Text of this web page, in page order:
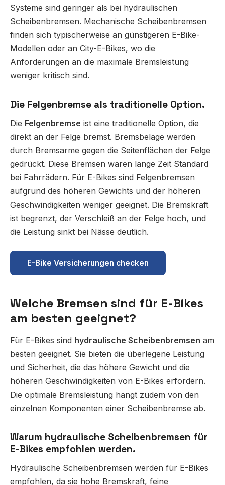
Systeme sind geringer als bei hydraulischen
Scheibenbremsen. Mechanische Scheibenbremsen
finden sich typischerweise an günstigeren E-Bike-
Modellen oder an City-E-Bikes, wo die
Anforderungen an die maximale Bremsleistung
weniger kritisch sind.
Die Felgenbremse als traditionelle Option.
Die Felgenbremse ist eine traditionelle Option, die
direkt an der Felge bremst. Bremsbeläge werden
durch Bremsarme gegen die Seitenflächen der Felge
gedrückt. Diese Bremsen waren lange Zeit Standard
bei Fahrrädern. Für E-Bikes sind Felgenbremsen
aufgrund des höheren Gewichts und der höheren
Geschwindigkeiten weniger geeignet. Die Bremskraft
ist begrenzt, der Verschleiß an der Felge hoch, und
die Leistung sinkt bei Nässe deutlich.
E-Bike Versicherungen checken
Welche Bremsen sind für E-Bikes
am besten geeignet?
Für E-Bikes sind hydraulische Scheibenbremsen am
besten geeignet. Sie bieten die überlegene Leistung
und Sicherheit, die das höhere Gewicht und die
höheren Geschwindigkeiten von E-Bikes erfordern.
Die optimale Bremsleistung hängt zudem von den
einzelnen Komponenten einer Scheibenbremse ab.
Warum hydraulische Scheibenbremsen für
E-Bikes empfohlen werden.
Hydraulische Scheibenbremsen werden für E-Bikes
empfohlen, da sie hohe Bremskraft, feine